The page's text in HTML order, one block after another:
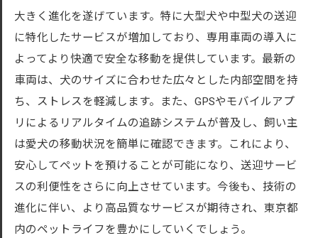
大きく進化を遂げています。特に大型犬や中型犬の送迎
に特化したサービスが増加しており、専用車両の導入に
よってより快適で安全な移動を提供しています。最新の
車両は、犬のサイズに合わせた広々とした内部空間を持
ち、ストレスを軽減します。また、GPSやモバイルアプ
リによるリアルタイムの追跡システムが普及し、飼い主
は愛犬の移動状況を簡単に確認できます。これにより、
安心してペットを預けることが可能になり、送迎サービ
スの利便性をさらに向上させています。今後も、技術の
進化に伴い、より高品質なサービスが期待され、東京都
内のペットライフを豊かにしていくでしょう。